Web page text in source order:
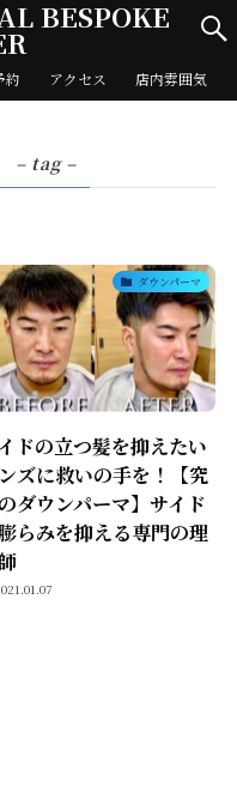
BESPOKE
約 アクセス 店内雰囲気
– tag –
ダウンパーマ
ドの立つ髪を抑えたい
ズに救いの手を！【究
ダウンパーマ】サイド
らみを抑える専門の理